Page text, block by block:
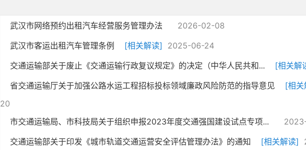
武汉市网络预约出租汽车经营服务管理办法
2026-02-08
武汉市客运出租汽车管理条例
[相关解读]
2025-06-24
交通运输部关于废止《交通运输行政复议规定》的决定（中华人民共和...
[相关解
省交通运输厅关于加强公路水运工程招标投标领域廉政风险防范的指导意见
[相关
20
市交通运输局、市科技局关于组织申报2023年度交通强国建设试点专项...
交通运输部关于印发《城市轨道交通运营安全评估管理办法》的通知
[相关解读]